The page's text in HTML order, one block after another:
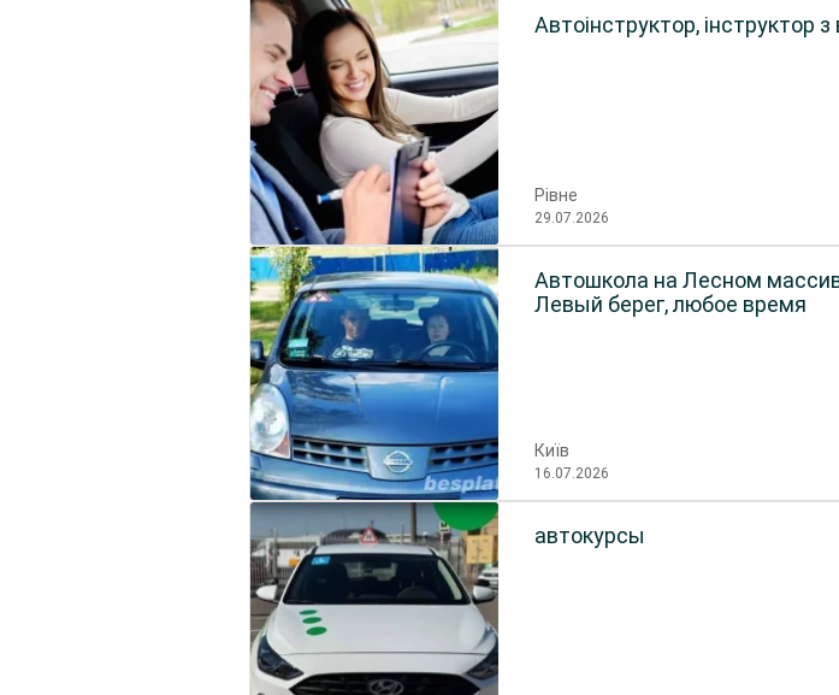
Автоінструктор, інструктор з
Рівне
29.07.2026
Автошкола на Лесном
Левый берег, любое время
Київ
16.07.2026
автокурсы